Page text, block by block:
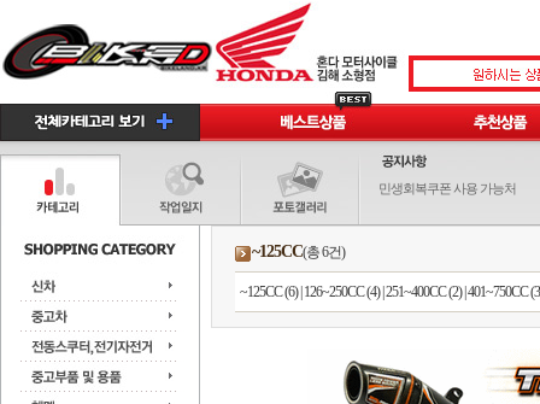
민생회복쿠폰 사용 가능처
~125CC(총 6건)
~125CC (6)| 126~250CC (4)|251~400CC (2)|401~750CC